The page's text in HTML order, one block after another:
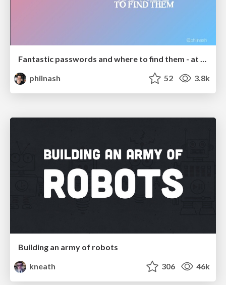
Fantastic passwords and where to find them - at NoRuKo
philnash
52 3.8k
Building an army of robots
kneath
306 46k